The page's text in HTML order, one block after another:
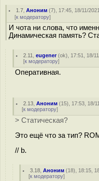
1.7 ,Аноним (7), 17:45, 18/11/
[к модератору]
И чота ни слова, что
Динамическая память?
2.11 ,eugener(ok), 17:51, 18/
[к модератору]
Оперативная.
2.13 ,Аноним (15), 17:53, 18/
[к модератору]
> Статическая?
Это ещё что за тип?
// b.
3.18 ,Аноним (18), 18:15,
[к модератору]